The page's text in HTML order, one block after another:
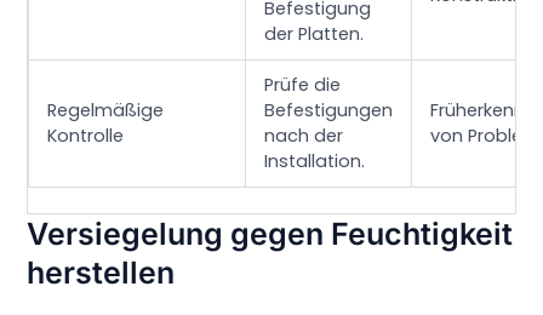
Befestigung
der Platten.
Regelmäßige
Kontrolle
Prüfe die
Befestigungen
nach der
Installation.
von
Versiegelung gegen Feuchtigkeit
herstellen